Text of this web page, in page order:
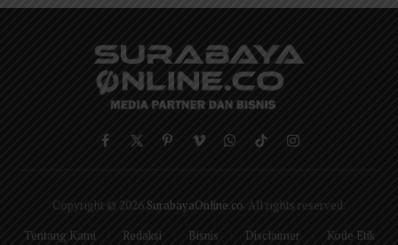
Facebook
X
PinterestVimeoWhatsApp
TikTokInstagram
Copyright © 2026 SurabayaOnline.co . All rights reserved.
Tentang Kami
Redaksi Bisnis Disclaimer Kode Etik